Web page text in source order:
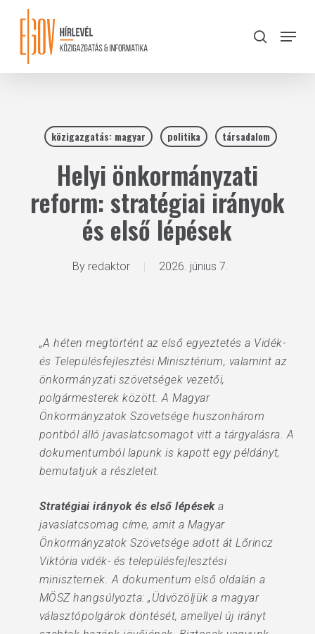
content
search
Menu
közigazgatás: magyar politika társadalom
Helyi önkormányzati
reform: stratégiai irányok
és első lépések
By redaktor 2026. június 7.
„A héten megtörtént az első egyeztetés a Vidék-
és Településfejlesztési Minisztérium, valamint az
önkormányzati szövetségek vezetői,
polgármesterek között. A Magyar
Önkormányzatok Szövetsége huszonhárom
pontból álló javaslatcsomagot vitt a tárgyalásra. A
dokumentumból lapunk is kapott egy példányt,
bemutatjuk a részleteit.
Stratégiai irányok és első lépéseka
javaslatcsomag címe, amit a Magyar
Önkormányzatok Szövetsége adott át Lőrincz
Viktória vidék- és településfejlesztési
miniszternek. A dokumentum első oldalán a
MÖSZ hangsúlyozta: „Üdvözöljük a magyar
választópolgárok döntését, amellyel új irányt
Close